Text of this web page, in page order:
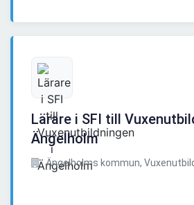
Lärare i SFI till
Ängelholm
Ängelholms kommun,